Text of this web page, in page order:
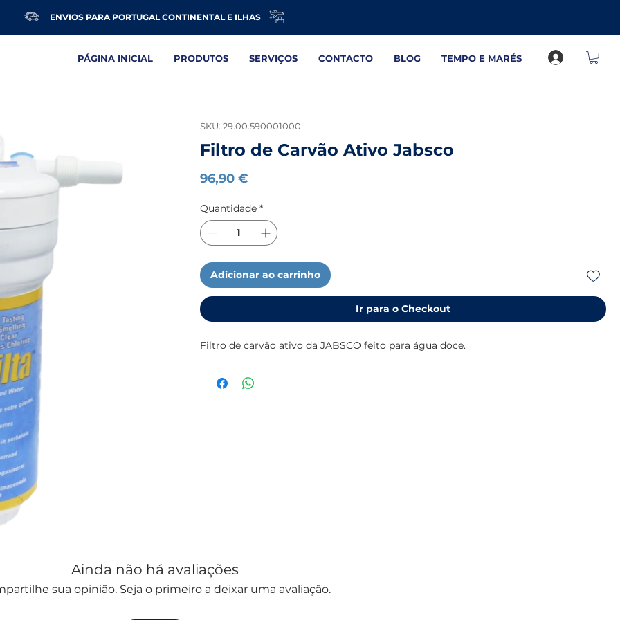
ENVIOS PARA PORTUGAL CONTINENTAL E ILHAS
PÁGINA INICIAL PRODUTOS SERVIÇOS CONTACTO BLOG TEMPO E MARÉS
SKU: 29.00.590001000
Filtro de Carvão Ativo Jabsco
96,90 €
Quantidade *
Adicionar ao carrinho
Ir para o Checkout
Filtro de carvão ativo da JABSCO feito para água doce.
Ainda não há avaliações
sua opinião. Seja o primeiro a deixar uma avaliação.